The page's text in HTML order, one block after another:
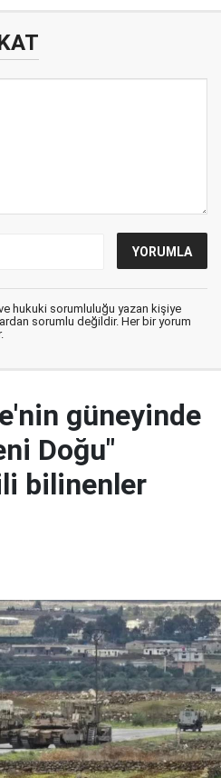
hukuki sorumluluğu yazan kişiye
sorumlu değildir. Her bir yorum
güneyinde
Doğu"
bilinenler